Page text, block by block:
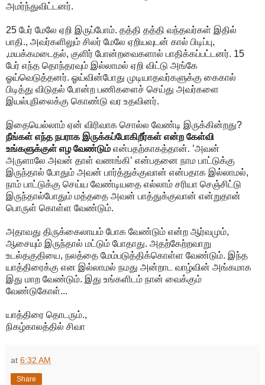
அமர்ந்துவிட்டனர்.
25 பேர் மேலே ஏறி இருப்போம். தத்தி தத்தி வந்தவர்கள் இதில்
பாதி., அவர்களிலும் சிலர் மேலே ஏறியவுடன் கால் பிடிப்பு,
,மயக்கமடைதல், குளிர் போன்றவைகளால் பாதிக்கப்பட்டனர். 15
பேர் எந்த தொந்தரவும் இல்லாமல் ஏறி விட்டு அங்கே
ஓய்வெடுத்தனர். ஓய்வின்போது முடியாதவர்களுக்கு கைகால்
பிடித்து விடுதல் போன்ற பணிகளைச் செய்து அவர்களை
இயல்புநிலைக்கு கொண்டு வர உதவினர்.
இதையெல்லாம் ஏன் விரிவாக சொல்ல வேண்டி இருக்கின்றது?
நீங்கள் எந்த நபராக இருக்கப்போகிறீர்கள் என்ற கேள்வி
உங்களுக்குள் எழ வேண்டும் என்பதற்காகத்தான். ’அவன்
அருளாலே அவன் தாள் வணங்கி’ என்பதனை நாம பாட்டுக்கு
இருந்தால் போதும் அவன் பார்த்துக்குவான் என்பதாக இல்லாமல்,
நாம் பாட்டுக்கு செய்ய வேண்டியதை எல்லாம் சரியா செஞ்சிட்டு
இருந்தால்போதும் மத்ததை அவன் பாத்துக்குவான் என்றுதான்
பொருள் கொள்ள வேண்டும்.
அதாவது திருக்கைலாயம் போக வேண்டும் என்ற ஆர்வமும்,
ஆசையும் இருந்தால் மட்டும் போதாது. அதற்கேற்றவாறு
உடல்தகுதியை, நலத்தை மேம்படுத்திக்கொள்ள வேண்டும். இந்த
யாத்திரைக்கு என இல்லாமல் நமது அன்றாட வாழ்வின் அங்கமாக
இது மாற வேண்டும். இது உங்களிடம் நான் வைக்கும்
வேண்டுகோள்...
யாத்திரை தொடரும்.,
நிகழ்காலத்தில் சிவா
at 6:32 AM
Share